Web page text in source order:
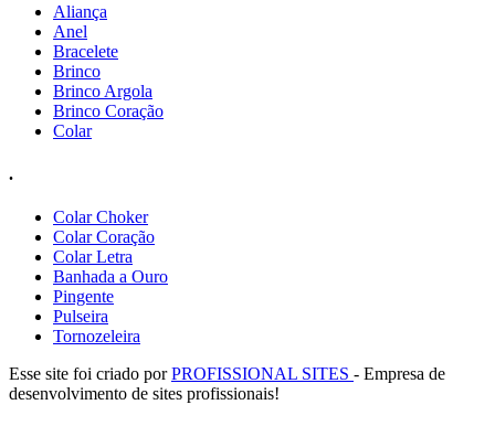
Aliança
Anel
Bracelete
Brinco
Brinco Argola
Brinco Coração
Colar
.
Colar Choker
Colar Coração
Colar Letra
Banhada a Ouro
Pingente
Pulseira
Tornozeleira
Esse site foi criado porPROFISSIONAL SITES - Empresa de
desenvolvimento de sites profissionais!